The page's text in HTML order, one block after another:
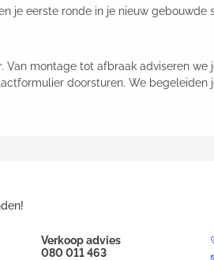
je eerste ronde in je nieuw gebouwde
montage tot afbraak adviseren
doorsturen. We begeleiden
Verkoop advies
080 011 463